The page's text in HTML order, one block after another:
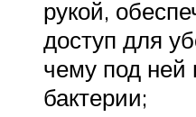
рукой,
доступ для
чему под ней
бактерии;